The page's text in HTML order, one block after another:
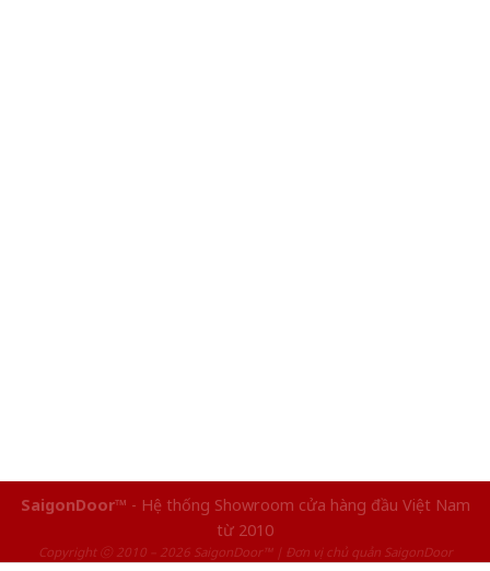
SaigonDoor™ - Hệ thống Showroom cửa hàng đầu Việt Nam
từ 2010
Copyright ⓒ 2010 – 2026 SaigonDoor™ | Đơn vị chủ quản SaigonDoor